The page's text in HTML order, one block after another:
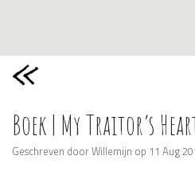
Boek | My Traitor’s
Geschreven door Willemijn op 11 Aug